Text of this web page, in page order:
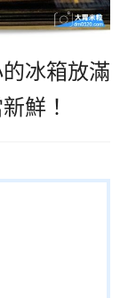
冰箱放滿
鮮！